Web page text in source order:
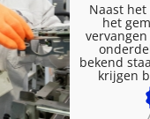
Naast
het
bekend
krijgen